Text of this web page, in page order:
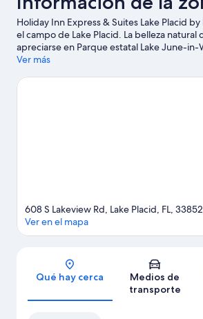
Holiday Inn Express & Suites Lake Placid
el campo de Lake Placid. La belleza natural
apreciarse en Parque estatal Lake June-
Parque estatal Highlands Hammock,
historia) son lugares culturales destacados.
Ver más
Sección del
608 S Lakeview Rd, Lake Placid, FL, 33852
Ver en el mapa
Qué hay cerca
Medios de
transporte